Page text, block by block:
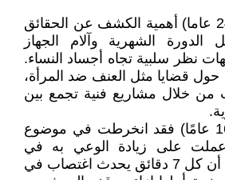
كما بينت مايل نوار (24 عاما) أهمية الكشف عن الحقائق
الدورة الشهرية وآلام الجهاز
نظر سلبية تجاه أجساد النساء.
قضايا مثل العنف ضد المرأة،
من خلال مشاريع فنية تجمع بين
أما فاليسكا مورين (16 عامًا) فقد انخرطت في موضوع
على زيادة الوعي به في
المدارس، مشيرة إلى أن كل 7 دقائق يحدث اغتصاب في